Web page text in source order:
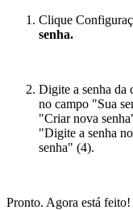
Clique
senha.
Digite a senha da
no campo "Sua
"Criar nova
"Digite a senha
senha" (4).
Pronto. Agora está feito!